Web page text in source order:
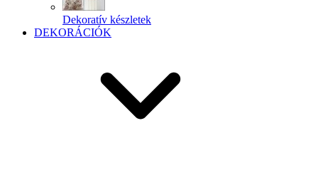
Dekoratív készletek
DEKORÁCIÓK